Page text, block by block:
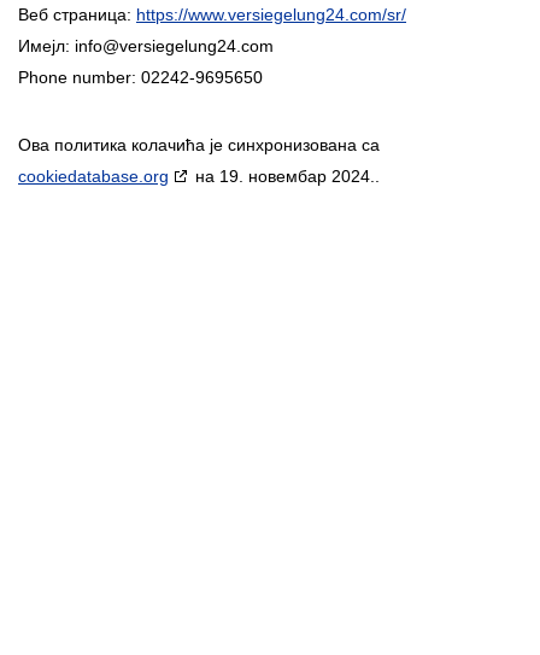
Веб страница: https://www.versiegelung24.com/sr/
Имејл: info@versiegelung24.com
Phone number: 02242-9695650
Ова политика колачића је синхронизована са
cookiedatabase.org
на 19. новембар 2024..